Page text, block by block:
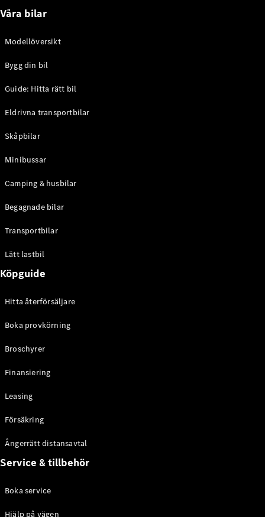
Chassi
eSprinter
Konfigurator
återförsäljare
Alla eVito
Skåpbil
Tourer
Konfigurator
Hitta din
eCitan
Skåpbil
eCitan
Tourer
Hitta din
återförsäljare
Våra bilar
Modellöversikt
Bygg din bil
Guide: Hitta rätt bil
Eldrivna transportbilar
Skåpbilar
Minibussar
Camping & husbilar
Begagnade bilar
Transportbilar
Lätt lastbil
Köpguide
Hitta återförsäljare
Boka provkörning
Broschyrer
Finansiering
Leasing
Försäkring
Ångerrätt distansavtal
Service & tillbehör
Boka service
Hjälp på vägen